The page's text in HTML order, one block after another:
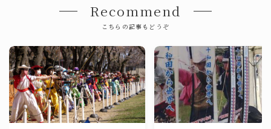
Recommend
こちらの記事もどうぞ